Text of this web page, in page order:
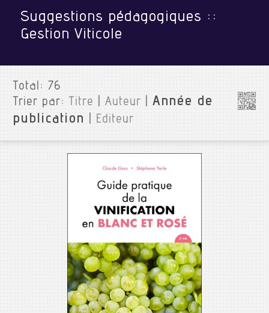
Suggestions pédagogiques ::
Gestion Viticole
Total:76
Trier par:Titre|Auteur |Année de
publication | Editeur